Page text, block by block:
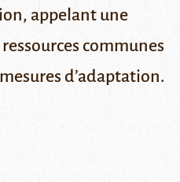
appelant une
communes
d’adaptation.